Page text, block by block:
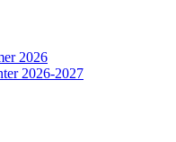
2026
2026-2027